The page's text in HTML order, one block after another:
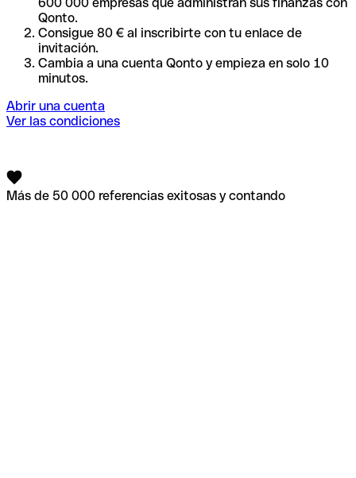
Qonto.
Consigue 80 € al inscribirte con tu enlace de
invitación.
Cambia a una cuenta Qonto y empieza en solo 10
minutos.
Abrir una cuenta
Ver las condiciones
Más de 50 000 referencias exitosas y contando